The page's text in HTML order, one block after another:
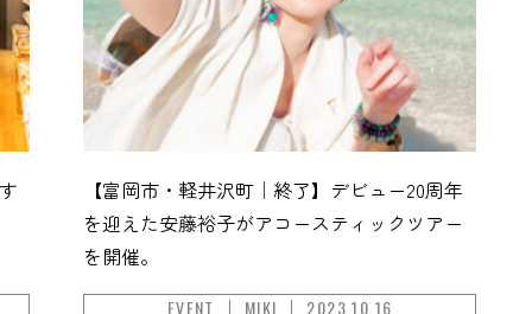
【富岡市・軽井沢町｜終了】デビュー20周年
を迎えた安藤裕子がアコースティックツアー
を開催。
EVENT MIKI 2023.10.16